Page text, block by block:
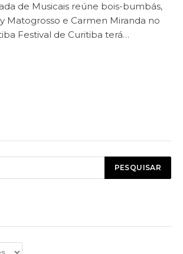
de Musicais reúne bois-bumbás,
Matogrosso e Carmen Miranda no
Festival de Curitiba terá…